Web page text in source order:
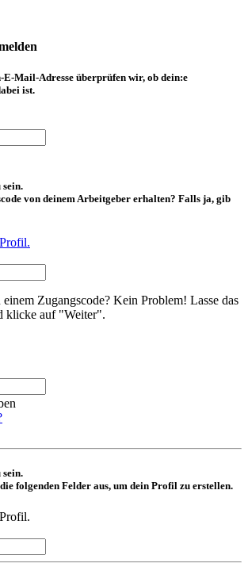
Mail-Adresse überprüfen wir, ob dein:e
ist.
sein.
von deinem Arbeitgeber erhalten? Falls ja, gib
Zugangscode? Kein Problem! Lasse das
klicke auf "Weiter".
sein.
folgenden Felder aus, um dein Profil zu erstellen.